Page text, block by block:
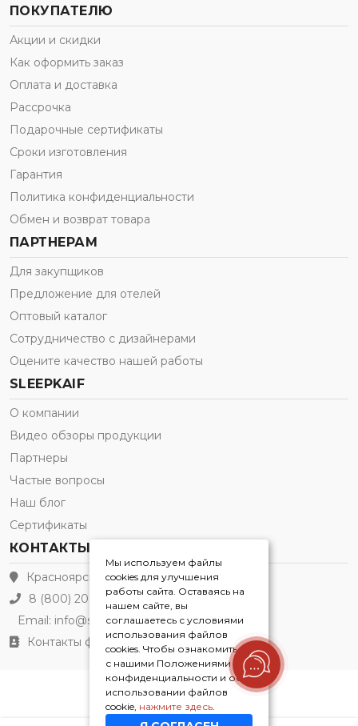
Мы используем файлы
cookies для улучшения
работы сайта. Оставаясь на
нашем сайте, вы
соглашаетесь с условиями
использования файлов
cookies. Чтобы ознакомиться
с нашими Положениями о
конфиденциальности и об
использовании файлов
cookie, нажмите здесь.
ПОКУПАТЕЛЮ
Акции и скидки
Как оформить заказ
Оплата и доставка
Рассрочка
Подарочные сертификаты
Сроки изготовления
Гарантия
Политика конфиденциальности
Обмен и возврат товара
ПАРТНЕРАМ
Для закупщиков
Предложение для отелей
Оптовый каталог
Сотрудничество с дизайнерами
Оцените качество нашей работы
SLEEPKAIF
О компании
Видео обзоры продукции
Партнеры
Частые вопросы
Наш блог
Сертификаты
КОНТАКТЫ
Красноярск
8 (800) 200-21-91
Email: info@sleepkaif.ru
Контакты филиалов
Sleepkaif® 2026